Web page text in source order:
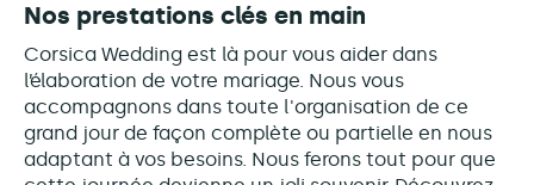
Nos prestations clés en main
Corsica Wedding est là pour vous aider dans
l’élaboration de votre mariage. Nous vous
accompagnons dans toute l'organisation de ce
grand jour de façon complète ou partielle en nous
adaptant à vos besoins. Nous ferons tout pour que